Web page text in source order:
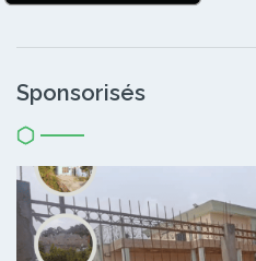
Sponsorisés